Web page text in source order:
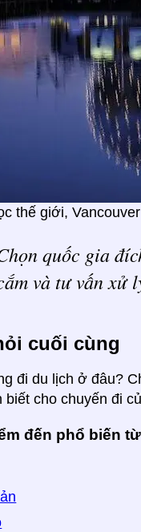
thế giới, Vancouver
quốc gia
và tư vấn xử
cuối cùng
đi du lịch ở đâu?
biết cho chuyến đi
đến phổ biến